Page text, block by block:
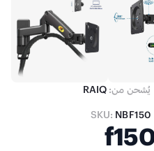
يُشحن من: RAIQ
SKU: NBF150